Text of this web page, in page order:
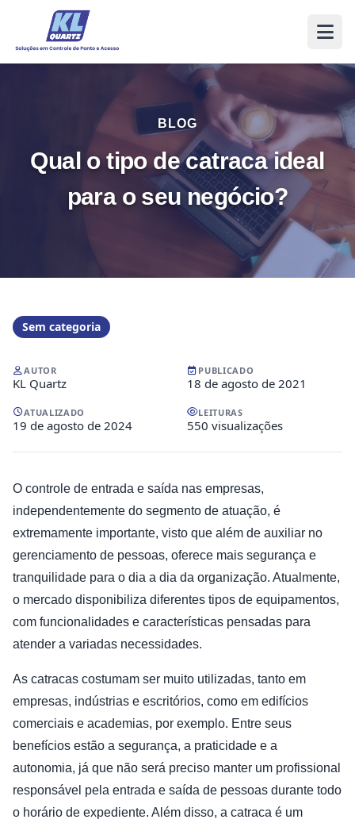
BLOG
Qual o tipo de catraca ideal
para o seu negócio?
Sem categoria
AUTOR
KL Quartz
PUBLICADO
18 de agosto de 2021
ATUALIZADO
19 de agosto de 2024
LEITURAS
550 visualizações
O controle de entrada e saída nas empresas,
independentemente do segmento de atuação, é
extremamente importante, visto que além de auxiliar no
gerenciamento de pessoas, oferece mais segurança e
tranquilidade para o dia a dia da organização. Atualmente,
o mercado disponibiliza diferentes tipos de equipamentos,
com funcionalidades e características pensadas para
atender a variadas necessidades.
As catracas costumam ser muito utilizadas, tanto em
empresas, indústrias e escritórios, como em edifícios
comerciais e academias, por exemplo. Entre seus
benefícios estão a segurança, a praticidade e a
autonomia, já que não será preciso manter um profissional
responsável pela entrada e saída de pessoas durante todo
o horário de expediente. Além disso, a catraca é um